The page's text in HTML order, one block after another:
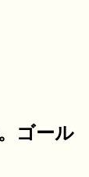
ゴール